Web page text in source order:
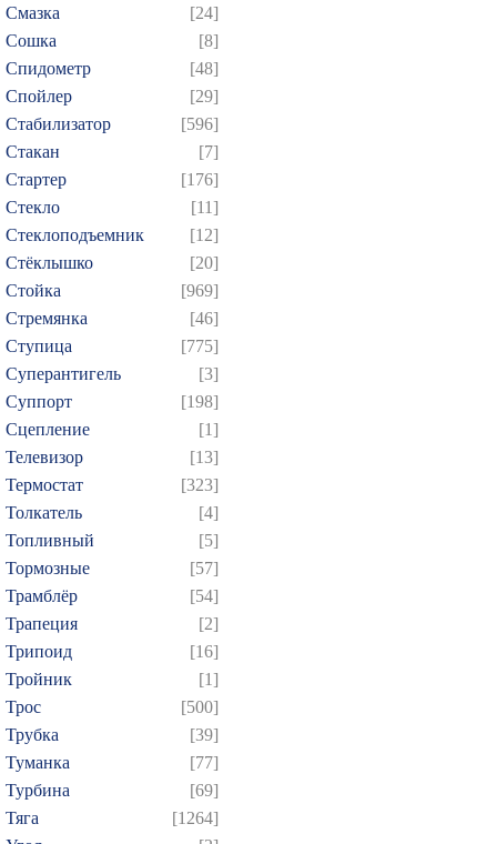
Смазка
[24]
Сошка
[8]
Спидометр
[48]
Спойлер
[29]
Стабилизатор
[596]
Стакан
[7]
Стартер
[176]
Стекло
[11]
Стеклоподъемник
[12]
Стёклышко
[20]
Стойка
[969]
Стремянка
[46]
Ступица
[775]
Суперантигель
[3]
Суппорт
[198]
Сцепление
[1]
Телевизор
[13]
Термостат
[323]
Толкатель
[4]
Топливный
[5]
Тормозные
[57]
Трамблёр
[54]
Трапеция
[2]
Трипоид
[16]
Тройник
[1]
Трос
[500]
Трубка
[39]
Туманка
[77]
Турбина
[69]
Тяга
[1264]